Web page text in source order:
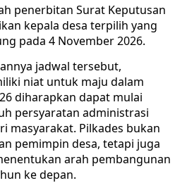
penerbitan Surat Keputusan
kepala desa terpilih yang
pada 4 November 2026.
jadwal tersebut,
niat untuk maju dalam
diharapkan dapat mulai
persyaratan administrasi
masyarakat. Pilkades bukan
pemimpin desa, tetapi juga
arah pembangunan
ke depan.